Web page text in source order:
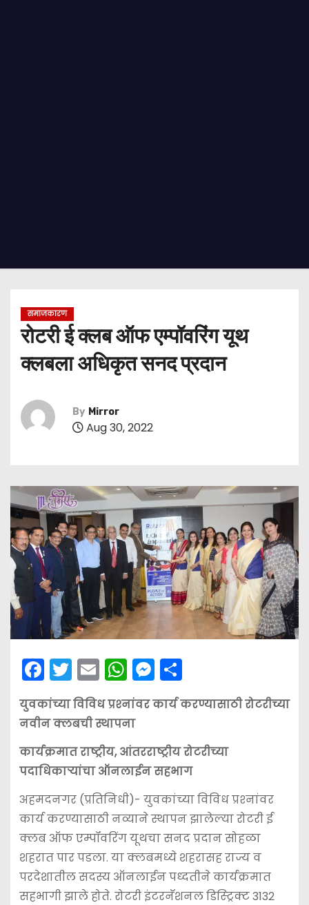
समाजकारण
रोटरी ई क्लब ऑफ एम्पॉवरिंग यूथ
क्लबला अधिकृत सनद प्रदान
By Mirror
Aug 30, 2022
F
a
c
e
b
o
o
k
T
w
itt
er
E
m
ai
l
W
h
a
ts
A
p
p
M
e
s
e
n
g
er
S
h
ar
e
युवकांच्या विविध प्रश्‍नांवर कार्य करण्यासाठी रोटरीच्या
नवीन क्लबची स्थापना
कार्यक्रमात राष्ट्रीय, आंतरराष्ट्रीय रोटरीच्या
पदाधिकार्‍यांचा ऑनलाईन सहभाग
अहमदनगर (प्रतिनिधी)- युवकांच्या विविध प्रश्‍नांवर
कार्य करण्यासाठी नव्याने स्थापन झालेल्या रोटरी ई
क्लब ऑफ एम्पॉवरिंग यूथचा सनद प्रदान सोहळा
शहरात पार पडला. या क्लबमध्ये शहरासह राज्य व
परदेशातील सदस्य ऑनलाईन पध्दतीने कार्यक्रमात
सहभागी झाले होते. रोटरी इंटरनॅशनल डिस्ट्रिक्ट 3132